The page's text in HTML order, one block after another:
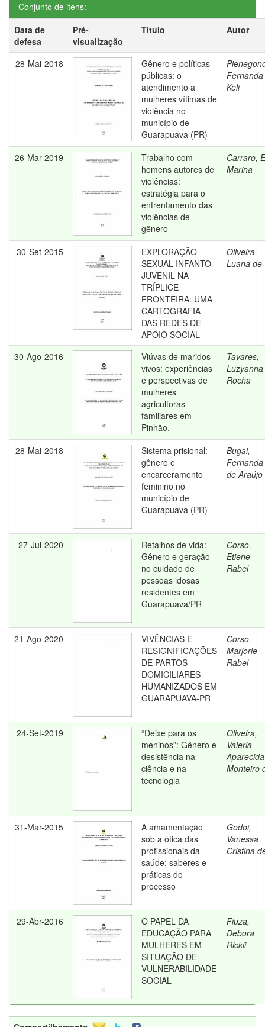
Conjunto de itens:
Data de
defesa
Pré-
visualização
Título Autor
28-Mai-2018
Gênero e políticas
públicas: o
atendimento a
mulheres vítimas de
violência no
município de
Guarapuava (PR)
Fernanda
Keli
26-Mar-2019
Trabalho com
homens autores de
violências:
estratégia para o
enfrentamento das
violências de
gênero
Carraro,
Marina
30-Set-2015
EXPLORAÇÃO
SEXUAL INFANTO-
JUVENIL NA
TRÍPLICE
FRONTEIRA: UMA
CARTOGRAFIA
DAS REDES DE
APOIO SOCIAL
Oliveira,
Luana de
30-Ago-2016
Viúvas de maridos
vivos: experiências
e perspectivas de
mulheres
agricultoras
familiares em
Pinhão.
Tavares,
Luzyanna
Rocha
28-Mai-2018
Sistema prisional:
gênero e
encarceramento
feminino no
município de
Guarapuava (PR)
Bugai,
Fernanda
de Araújo
27-Jul-2020
Retalhos de vida:
Gênero e geração
no cuidado de
pessoas idosas
residentes em
Guarapuava/PR
Corso,
Etiene
Rabel
21-Ago-2020
VIVÊNCIAS E
RESIGNIFICAÇÕES
DE PARTOS
DOMICILIARES
HUMANIZADOS EM
GUARAPUAVA-PR
Corso,
Marjorie
Rabel
24-Set-2019
“Deixe para os
meninos”: Gênero e
desistência na
ciência e na
tecnologia
Oliveira,
Valeria
Aparecida
Monteiro
31-Mar-2015
A amamentação
sob a ótica das
profissionais da
saúde: saberes e
práticas do
processo
Godoi,
Vanessa
Cristina
29-Abr-2016
O PAPEL DA
EDUCAÇÃO PARA
MULHERES EM
SITUAÇÃO DE
VULNERABILIDADE
SOCIAL
Fiuza,
Debora
Rickli